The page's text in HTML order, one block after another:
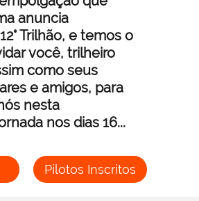
anuncia
Trilhão, e temos o
você, trilheiro
como seus
e amigos, para
nesta
nos dias 16...
Pilotos Inscritos